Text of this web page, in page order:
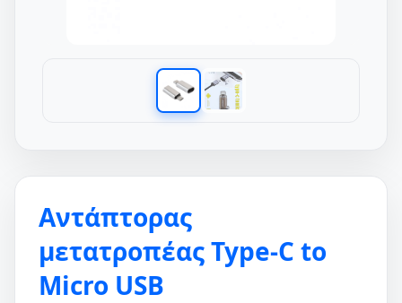
Αντάπτορας
μετατροπέας Type-C to
Micro USB